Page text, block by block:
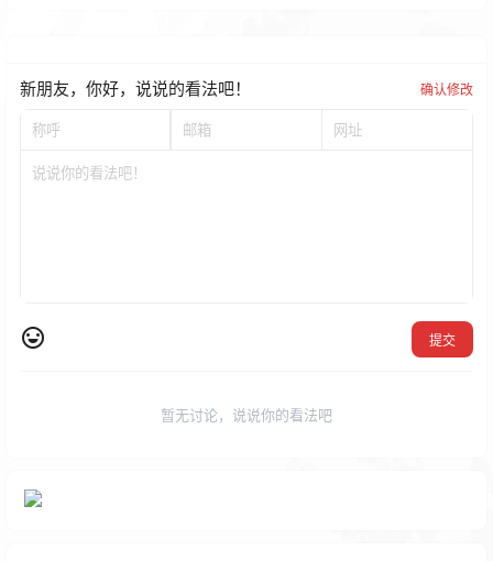
新朋友，你好，说说的看法吧！ 确认修改
提交
暂无讨论，说说你的看法吧